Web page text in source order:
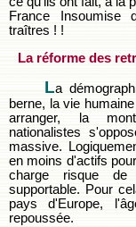
France
traîtres ! !
La réforme des
La
berne, la vie
arranger, la
nationalistes
massive.
en moins d'actifs
charge risque de
supportable. Pour
pays d'Europe,
repoussée.